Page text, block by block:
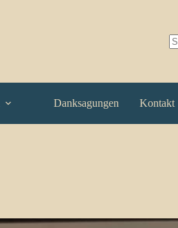
Danksagungen Kontakt